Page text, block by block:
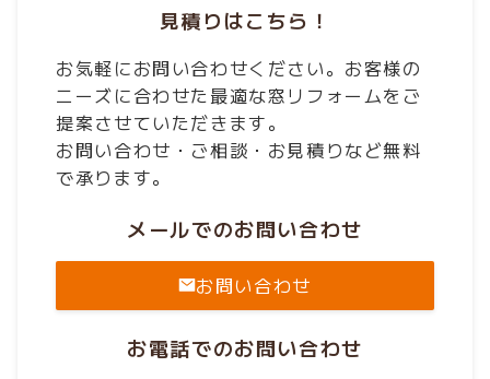
見積りはこちら！
お気軽にお問い合わせください。お客様の
ニーズに合わせた最適な窓リフォームをご
提案させていただきます。
お問い合わせ・ご相談・お見積りなど無料
で承ります。
メールでのお問い合わせ
お問い合わせ
お電話でのお問い合わせ